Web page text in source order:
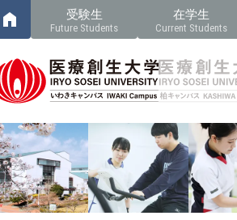
受験生
Future Students
在学生
Current Students